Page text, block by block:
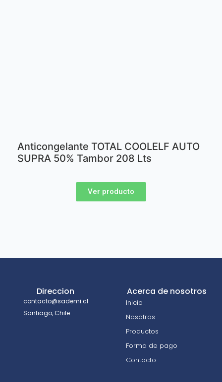
Anticongelante TOTAL COOLELF AUTO
SUPRA 50% Tambor 208 Lts
Ver producto
Direccion
contacto@sademi.cl
Santiago, Chile
Acerca de nosotros
Inicio
Nosotros
Productos
Forma de pago
Contacto